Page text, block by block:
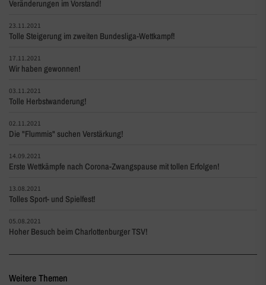
Veränderungen im Vorstand!
23.11.2021
Tolle Steigerung im zweiten Bundesliga-Wettkampf!
17.11.2021
Wir haben gewonnen!
03.11.2021
Tolle Herbstwanderung!
02.11.2021
Die "Flummis" suchen Verstärkung!
14.09.2021
Erste Wettkämpfe nach Corona-Zwangspause mit tollen Erfolgen!
13.08.2021
Tolles Sport- und Spielfest!
05.08.2021
Hoher Besuch beim Charlottenburger TSV!
Weitere Themen